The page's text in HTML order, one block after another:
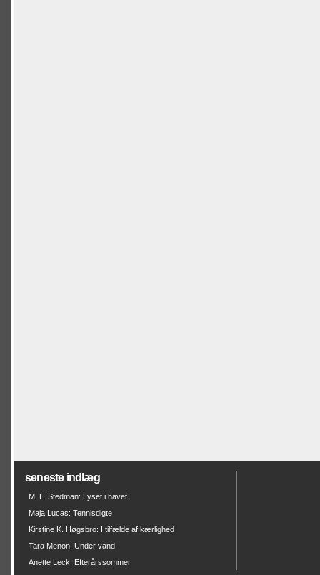
seneste indlæg
M. L. Stedman: Lyset i havet
Maja Lucas: Tennisdigte
Kirstine K. Høgsbro: I tilfælde af kærlighed
Tara Menon: Under vand
Anette Leck: Efterårssommer